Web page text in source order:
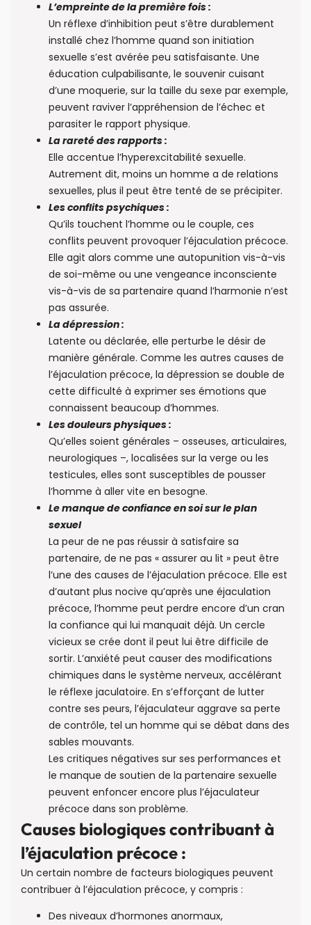
L’empreinte de la première fois :
Un réflexe d’inhibition peut s’être durablement
installé chez l’homme quand son initiation
sexuelle s’est avérée peu satisfaisante. Une
éducation culpabilisante, le souvenir cuisant
d’une moquerie, sur la taille du sexe par exemple,
peuvent raviver l’appréhension de l’échec et
parasiter le rapport physique.
La rareté des rapports :
Elle accentue l’hyperexcitabilité sexuelle.
Autrement dit, moins un homme a de relations
sexuelles, plus il peut être tenté de se précipiter.
Les conflits psychiques :
Qu’ils touchent l’homme ou le couple, ces
conflits peuvent provoquer l’éjaculation précoce.
Elle agit alors comme une autopunition vis-à-vis
de soi-même ou une vengeance inconsciente
vis-à-vis de sa partenaire quand l’harmonie n’est
pas assurée.
La dépression :
Latente ou déclarée, elle perturbe le désir de
manière générale. Comme les autres causes de
l’éjaculation précoce, la dépression se double de
cette difficulté à exprimer ses émotions que
connaissent beaucoup d’hommes.
Les douleurs physiques :
Qu’elles soient générales – osseuses, articulaires,
neurologiques –, localisées sur la verge ou les
testicules, elles sont susceptibles de pousser
l’homme à aller vite en besogne.
Le manque de confiance en soi sur le plan
sexuel
La peur de ne pas réussir à satisfaire sa
partenaire, de ne pas « assurer au lit » peut être
l’une des causes de l’éjaculation précoce. Elle est
d’autant plus nocive qu’après une éjaculation
précoce, l’homme peut perdre encore d’un cran
la confiance qui lui manquait déjà. Un cercle
vicieux se crée dont il peut lui être difficile de
sortir. L’anxiété peut causer des modifications
chimiques dans le système nerveux, accélérant
le réflexe jaculatoire. En s’efforçant de lutter
contre ses peurs, l’éjaculateur aggrave sa perte
de contrôle, tel un homme qui se débat dans des
sables mouvants.
Les critiques négatives sur ses performances et
le manque de soutien de la partenaire sexuelle
peuvent enfoncer encore plus l’éjaculateur
précoce dans son problème.
Causes biologiques contribuant à
l’éjaculation précoce :
Un certain nombre de facteurs biologiques peuvent
contribuer à l’éjaculation précoce, y compris :
Des niveaux d’hormones anormaux,